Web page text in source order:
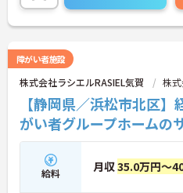
障がい者施設
株式会社ラシエルRASIEL気賀 株
【静岡県／浜松市北区
がい者グループホームの
給料 月収35.0万円～